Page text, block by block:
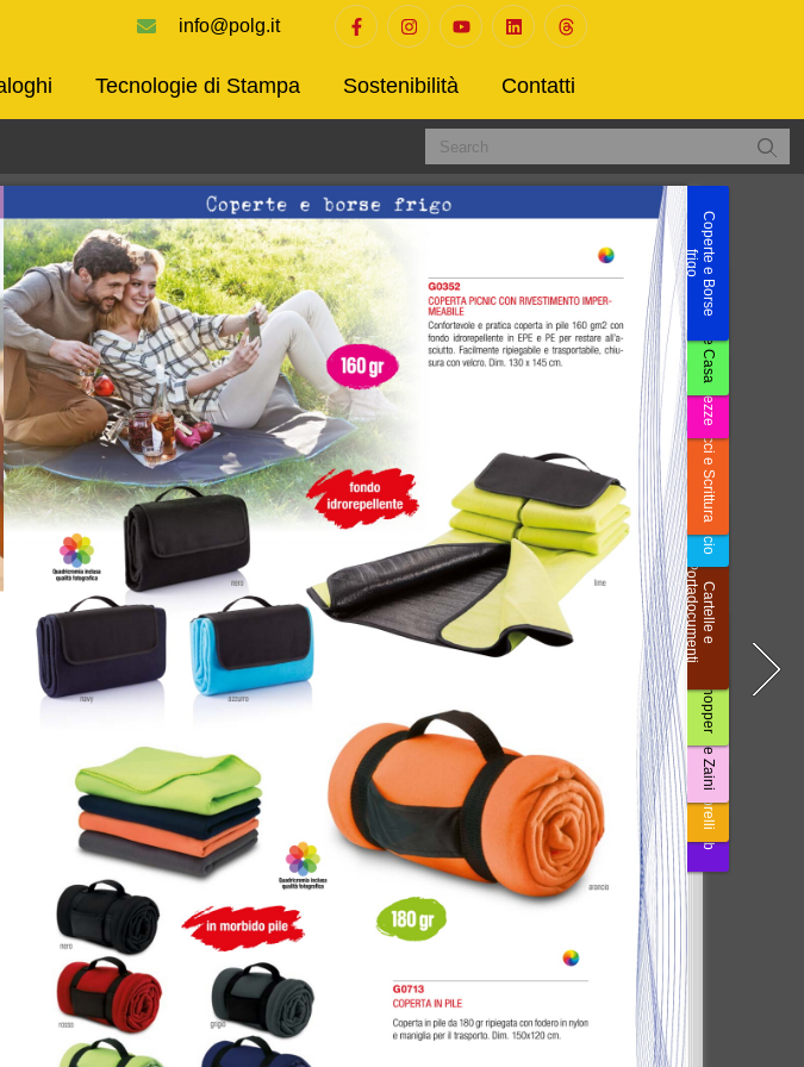
info@polg.it
Tecnologie di Stampa Sostenibilità Contatti
27 - 36022
(VI)
192
Scopri in anteprima i nostri prodotti e
offerte. Iscriviti alla newsletter e resta
sempre aggiornato!
Accetto la Privacy Policy
da Myfast.it
Condizioni di Vendita|Privacy Policy |Cookie Policy